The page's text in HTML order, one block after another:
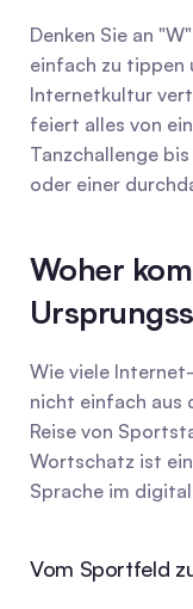
Denken Sie an
einfach zu tippen
Internetkultur
feiert alles von
Tanzchallenge
oder einer
Woher
Wie viele
nicht einfach aus
Reise von
Wortschatz ist
Sprache im
Vom Sportfeld